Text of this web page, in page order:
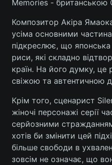
Memories - британською
Композитор Акіра
усіма основними
підкреслює, що
риси, які складно
країн. На його думку, це
свіжою та автентичною
Крім того, сценарист
жіночі персонажі серії
серйозними
хотів би змінити цей
більше свободи в
зовсім не означає, що